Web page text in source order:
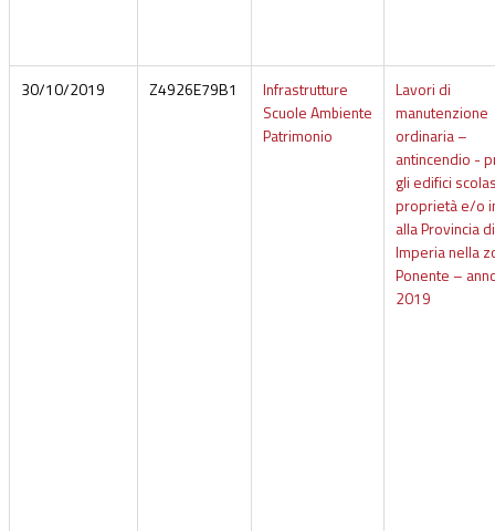
30/10/2019 Z4926E79B1
Infrastrutture
Scuole Ambiente
Patrimonio
Lavori di
manutenzione
ordinaria –
antincendio -
gli edifici
proprietà e/o
alla Provincia di
Imperia nella
Ponente –
2019